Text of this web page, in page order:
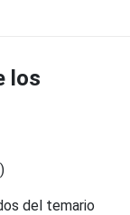
los
del temario